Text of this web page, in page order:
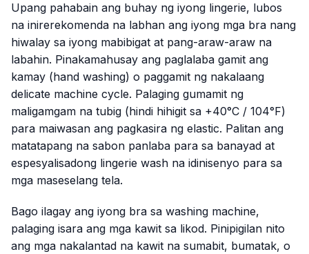
Upang pahabain ang buhay ng iyong lingerie, lubos
na inirerekomenda na labhan ang iyong mga bra nang
hiwalay sa iyong mabibigat at pang-araw-araw na
labahin. Pinakamahusay ang paglalaba gamit ang
kamay (hand washing) o paggamit ng nakalaang
delicate machine cycle. Palaging gumamit ng
maligamgam na tubig (hindi hihigit sa +40°C / 104°F)
para maiwasan ang pagkasira ng elastic. Palitan ang
matatapang na sabon panlaba para sa banayad at
espesyalisadong lingerie wash na idinisenyo para sa
mga maseselang tela.
Bago ilagay ang iyong bra sa washing machine,
palaging isara ang mga kawit sa likod. Pinipigilan nito
ang mga nakalantad na kawit na sumabit, bumatak, o